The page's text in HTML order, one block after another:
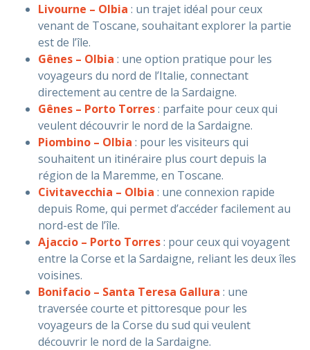
Livourne – Olbia : un trajet idéal pour ceux
venant de Toscane, souhaitant explorer la partie
est de l’île.
Gênes – Olbia : une option pratique pour les
voyageurs du nord de l’Italie, connectant
directement au centre de la Sardaigne.
Gênes – Porto Torres: parfaite pour ceux qui
veulent découvrir le nord de la Sardaigne.
Piombino – Olbia : pour les visiteurs qui
souhaitent un itinéraire plus court depuis la
région de la Maremme, en Toscane.
Civitavecchia – Olbia : une connexion rapide
depuis Rome, qui permet d’accéder facilement au
nord-est de l’île.
Ajaccio – Porto Torres: pour ceux qui voyagent
entre la Corse et la Sardaigne, reliant les deux îles
voisines.
Bonifacio – Santa Teresa Gallura : une
traversée courte et pittoresque pour les
voyageurs de la Corse du sud qui veulent
découvrir le nord de la Sardaigne.